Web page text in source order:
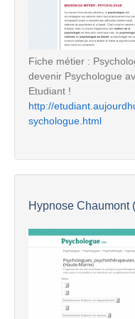
Fiche métier :
devenir Psychologue
Etudiant !
http://
sychologue.html
Hypnose Chaumont